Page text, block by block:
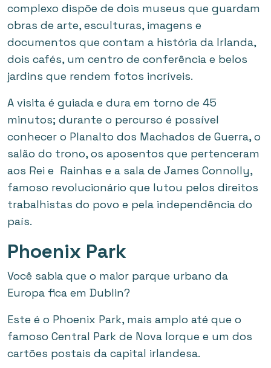
complexo dispõe de dois museus que guardam
obras de arte, esculturas, imagens e
documentos que contam a história da Irlanda,
dois cafés, um centro de conferência e belos
jardins que rendem fotos incríveis.
A visita é guiada e dura em torno de 45
minutos; durante o percurso é possível
conhecer o Planalto dos Machados de Guerra, o
salão do trono, os aposentos que pertenceram
aos Rei e Rainhas e a sala de James Connolly,
famoso revolucionário que lutou pelos direitos
trabalhistas do povo e pela independência do
país.
Phoenix Park
Você sabia que o maior parque urbano da
Europa fica em Dublin?
Este é o Phoenix Park, mais amplo até que o
famoso Central Park de Nova Iorque e um dos
cartões postais da capital irlandesa.